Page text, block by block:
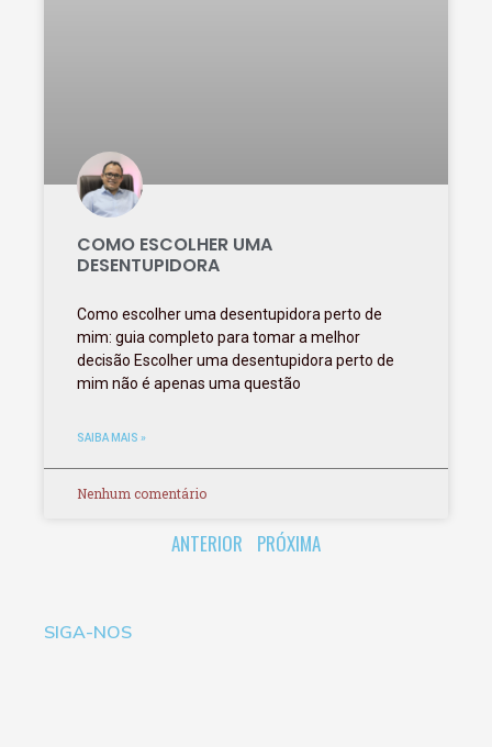
COMO ESCOLHER UMA
DESENTUPIDORA
Como escolher uma desentupidora perto de
mim: guia completo para tomar a melhor
decisão Escolher uma desentupidora perto de
mim não é apenas uma questão
SAIBA MAIS »
Nenhum comentário
ANTERIOR PRÓXIMA
SIGA-NOS